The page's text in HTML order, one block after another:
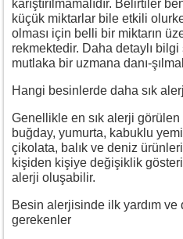
karıştırılmamalıdır. Belirtiler
küçük miktarlar bile etkili
olması için belli bir miktarın
rekmektedir. Daha detaylı
mutlaka bir uzmana danı-
Hangi besinlerde daha sık
Genellikle en sık alerji görülen
buğday, yumurta, kabuklu
çikolata, balık ve deniz
kişiden kişiye değişiklik
alerji oluşabilir.
Besin alerjisinde ilk yardım ve
gerekenler